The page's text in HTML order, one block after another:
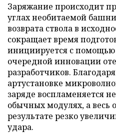
Заряжание происходит
углах необитаемой
возврата ствола в
сокращает время
инициируется с
очередной инновации
разработчиков.
артустановке
заряде воспламеняется
обычных модулях, а весь
результате резко
удара.